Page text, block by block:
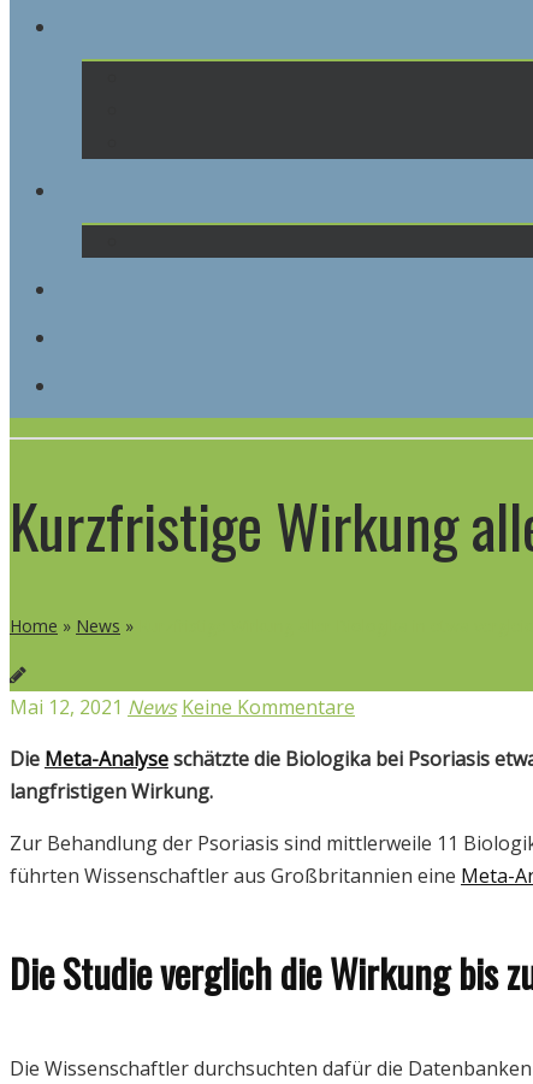
Kurzfristige Wirkung
Home » News »
Mai 12, 2021 News Keine Kommentare
Die Meta-Analyseschätzte die Biologika bei Psoriasis
langfristigen Wirkung.
Zur Behandlung der Psoriasis sind mittlerweile 11
führten Wissenschaftler aus Großbritannien eine Meta-
Die Studie verglich die Wirkung bis
Die Wissenschaftler durchsuchten dafür die